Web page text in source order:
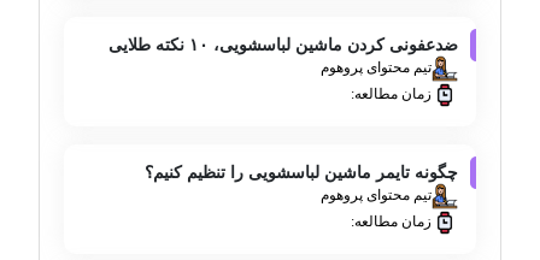
ضدعفونی کردن ماشین لباسشویی، ۱۰ نکته طلایی
تیم محتوای پروهوم
زمان مطالعه:
چگونه تایمر ماشین لباسشویی را تنظیم کنیم؟
تیم محتوای پروهوم
زمان مطالعه: